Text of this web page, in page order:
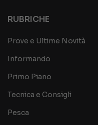
RUBRICHE
Prove e Ultime Novità
Informando
Primo Piano
Tecnica e Consigli
Pesca